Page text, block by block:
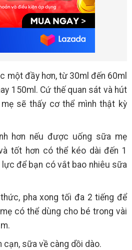
một đầy hơn, từ 30ml đến 60ml
150ml. Cứ thế quan sát và hút
sẽ thấy cơ thể mình thật kỳ
hơn nếu được uống sữa mẹ
tốt hơn có thể kéo dài đến 1
lực để bạn có vắt bao nhiêu sữa
pha xong tối đa 2 tiếng để
có thể dùng cho bé trong vài
sữa về càng dồi dào.